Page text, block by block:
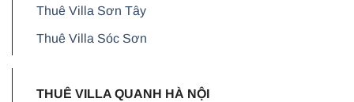
Thuê Villa Sơn Tây
Thuê Villa Sóc Sơn
THUÊ VILLA QUANH HÀ NỘI